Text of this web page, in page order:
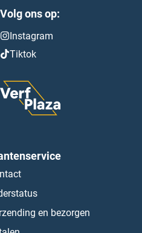
Volg ons op:
Instagram
Tiktok
en bezorgen